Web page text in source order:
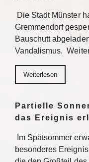
Die Stadt Münster
Gremmendorf
Bauschutt
Vandalismus.
Weiterlesen
Partielle
das Ereignis
Im Spätsommer
besonderes